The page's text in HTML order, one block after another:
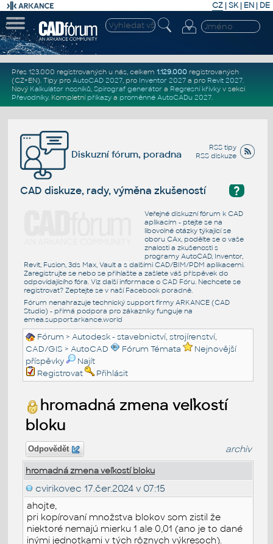
CZ | SK| EN | DE
Přes 123.000 registrovaných u nás, celkem 1.129.000registrovaných
(CZ+EN). Tipy pro AutoCAD 2027, pro Inventor 2027a pro Revit 2027.
Nový Kalkulátor nosníků, Spirograf generátor a Regresní křivkyv sekci
Převodníky. Kompletní příkazya proměnné AutoCADu 2027.
RSS tipy
RSS diskuze
Diskuzní fórum, poradna
?
CAD diskuze, rady, výměna zkušeností
Veřejné diskuzní fórum k CAD
aplikacím - ptejte se na
libovolné otázky týkající se
oboru CAx, podělte se o vaše
znalosti a zkušenosti s
programy AutoCAD, Inventor,
Revit, Fusion, 3ds Max, Vault a s dalšími CAD/BIM/PDM aplikacemi.
Zaregistrujte se nebo se přihlašte a zašlete váš příspěvek do
odpovídajícího fóra. Viz další informace o CAD Fóru. Nechcete se
registrovat? Zeptejte se v naší Facebook poradně.
Fórum nenahrazuje technický support firmy ARKANCE (CAD
Studio) - přímá podpora pro zákazníky funguje na
emea.support.arkance.world
Fórum >Autodesk - stavebnictví, strojírenství,
CAD/GIS >AutoCAD Fórum Témata
Nejnovější
příspěvky
Najít
Registrovat
Přihlásit
hromadná zmena veľkostí
bloku
Odpovědět archiv
hromadná zmena veľkostí bloku
cvirikovec 17.čer.2024 v 07:15
ahojte,
pri kopírovaní množstva blokov som zistil že
niektoré nemajú mierku 1 ale 0,01 (ano je to dané
inými jednotkami v tých rôznych výkresoch).